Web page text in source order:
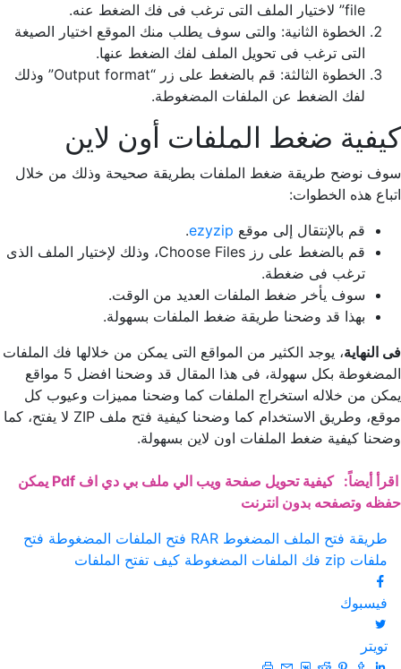
file” لاختيار الملف التى ترغب فى فك الضغط عنه.
الخطوة الثانية: والتى سوف يطلب منك الموقع اختيار الصيغة
التى ترغب فى تحويل الملف لفك الضغط عنها.
الخطوة الثالثة: قم بالضغط على زر “Output format” وذلك
لفك الضغط عن الملفات المضغوطة.
كيفية ضغط الملفات أون لاين
سوف نوضح طريقة ضغط الملفات بطريقة صحيحة وذلك من خلال
اتباع هذه الخطوات:
قم بالإنتقال إلى موقع ezyzip
.
قم بالضغط على رز Choose Files، وذلك لإختيار الملف الذى
ترغب فى ضغطة.
سوف يأخر ضغط الملفات العديد من الوقت.
بهذا قد وضحنا طريقة ضغط الملفات بسهولة.
فى النهاية، يوجد الكثير من المواقع التى يمكن من خلالها فك الملفات
المضغوطة بكل سهولة، فى هذا المقال قد وضحنا افضل 5 مواقع
يمكن من خلاله استخراج الملفات كما وضحنا مميزات وعيوب كل
موقع، وطريق الاستخدام كما وضحنا كيفية فتح ملف ZIP لا يفتح، كما
وضحنا كيفية ضغط الملفات اون لاين بسهولة.
اقرأ أيضاً:
كيفية تحويل صفحة ويب الي ملف بي دي اف Pdf يمكن
حفظه وتصفحه بدون انترنت
طريقة فتح الملف المضغوط RAR
فتح الملفات المضغوطة فتح
ملفات zip
فك الملفات المضغوطة كيف تفتح الملفات
فيسبوك
تويتر